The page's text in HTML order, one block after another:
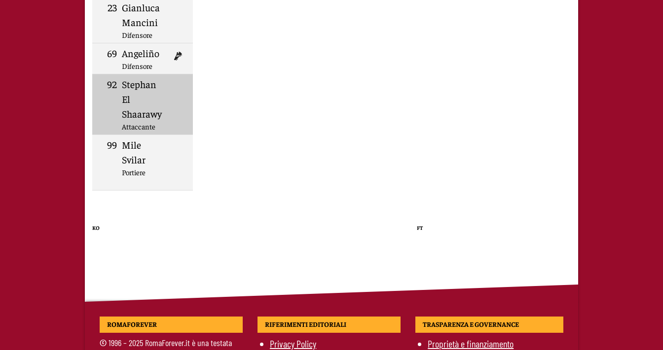
23 Gianluca
Mancini
Difensore
69 Angeliño
Difensore
92 Stephan
El
Shaarawy
Attaccante
99 Mile
Svilar
Portiere
KO FT
ROMAFOREVER
©1996 – 2025 RomaForever.it è una testata
RIFERIMENTI EDITORIALI
Privacy Policy
TRASPARENZA E GOVERNANCE
Proprietà e finanziamento